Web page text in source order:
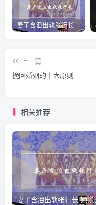
妻子含泪出轨张行长 她说全都是因为家中
上一篇
挽回婚姻的十大原则
相关推荐